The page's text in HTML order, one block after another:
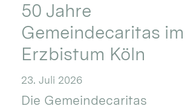
50 Jahre
Gemeindecaritas im
Erzbistum Köln
23. Juli 2026
Die Gemeindecaritas